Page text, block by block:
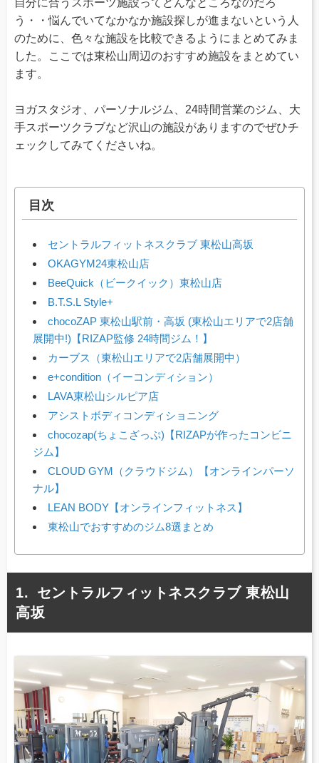
う・・悩んでいてなかなか施設探しが進まないという人
のために、色々な施設を比較できるようにまとめてみま
した。ここでは東松山周辺のおすすめ施設をまとめてい
ます。
ヨガスタジオ、パーソナルジム、24時間営業のジム、大
手スポーツクラブなど沢山の施設がありますのでぜひチ
ェックしてみてくださいね。
目次
セントラルフィットネスクラブ 東松山高坂
OKAGYM24東松山店
BeeQuick（ビークイック）東松山店
B.T.S.L Style+
chocoZAP 東松山駅前・高坂 (東松山エリアで2店舗
展開中!)【RIZAP監修 24時間ジム！】
カーブス（東松山エリアで2店舗展開中）
e+condition（イーコンディション）
LAVA東松山シルピア店
アシストボディコンディショニング
chocozap(ちょこざっぷ)【RIZAPが作ったコンビニ
ジム】
CLOUD GYM（クラウドジム）【オンラインパーソ
ナル】
LEAN BODY【オンラインフィットネス】
東松山でおすすめのジム8選まとめ
セントラルフィットネスクラブ 東松山
高坂